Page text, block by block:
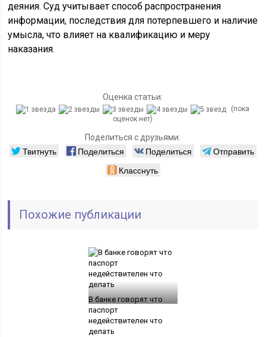
деяния. Суд учитывает способ распространения
информации, последствия для потерпевшего и наличие
умысла, что влияет на квалификацию и меру
наказания.
Оценка статьи:
(пока
оценок нет)
Поделиться с друзьями:
Твитнуть Поделиться Поделиться
Отправить
Класснуть
Похожие публикации
В банке говорят что
паспорт
недействителен что
делать